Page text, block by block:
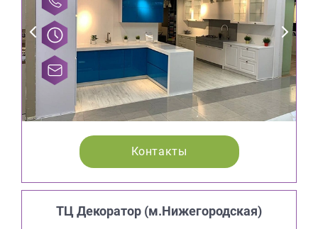
Контакты
ТЦ Декоратор (м.Нижегородская)